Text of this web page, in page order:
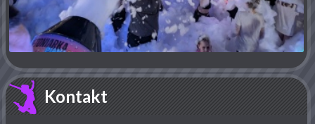
Kontakt